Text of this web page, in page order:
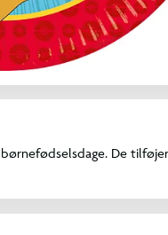
De